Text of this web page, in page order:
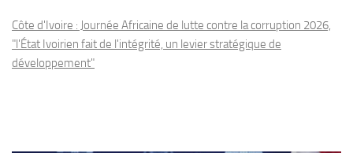
Côte d'Ivoire : Journée Africaine de lutte contre la corruption 2026,
"l'État Ivoirien fait de l'intégrité, un levier stratégique de
développement"